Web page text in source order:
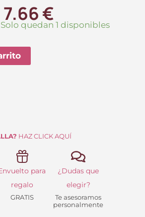
El
precio
original
era:
7.66€El
precio
Solo quedan 1 disponibles
HAZ CLICK AQUÍ
para
regalo
GRATIS
¿Dudas que
elegir?
Te asesoramos
personalmente